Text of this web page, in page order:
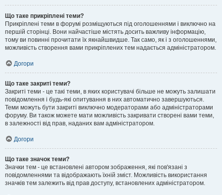
Що таке прикріплені теми?
Прикріплені теми в форумі розміщуються під оголошеннями і виключно на
першій сторінці. Вони найчастіше містять досить важливу інформацію,
тому ви повинні прочитати їх якнайшвидше. Так само, як і з оголошеннями,
можливість створення вами прикріплених тем надається адміністратором.
Догори
Що таке закриті теми?
Закриті теми - це такі теми, в яких користувачі більше не можуть залишати
повідомлення і будь-які опитування в них автоматично завершуються.
Теми можуть бути закриті виключно модераторами або адміністраторами
форуму. Ви також можете мати можливість закривати створені вами теми,
в залежності від прав, наданих вам адміністратором.
Догори
Що таке значок теми?
Значки тем - це встановлені автором зображення, які пов'язані з
повідомленнями та відображають їхній зміст. Можливість використання
значків тем залежить від прав доступу, встановлених адміністратором.